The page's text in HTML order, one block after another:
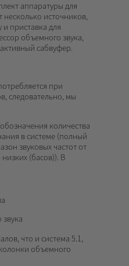
аппаратуры для
источников,
и приставка для
объемного звука,
сабвуфер.
при
следовательно, мы
количества
в системе (полный
звуковых частот от
(басов)). В
что и система 5.1,
объемного